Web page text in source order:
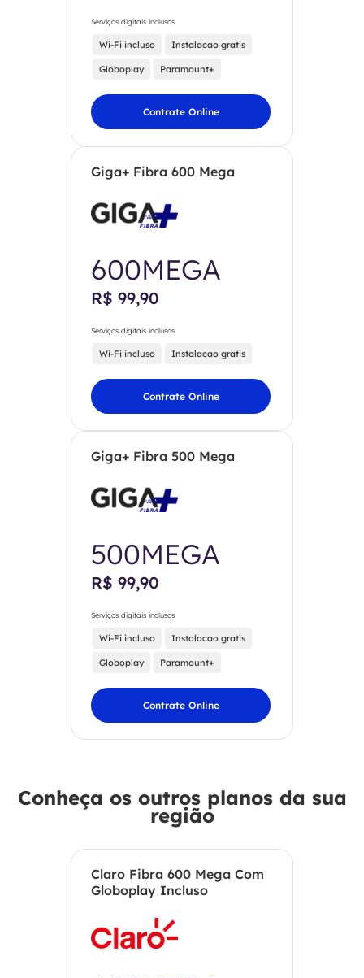
Serviços digitais inclusos
Wi-Fi incluso Instalacao gratis
Globoplay Paramount+
Contrate Online
Giga+ Fibra 600 Mega
600MEGA
R$ 99,90
Serviços digitais inclusos
Wi-Fi incluso Instalacao gratis
Contrate Online
Giga+ Fibra 500 Mega
500MEGA
R$ 99,90
Serviços digitais inclusos
Wi-Fi incluso Instalacao gratis
Globoplay Paramount+
Contrate Online
Conheça os outros planos da sua
região
Claro Fibra 600 Mega Com
Globoplay Incluso